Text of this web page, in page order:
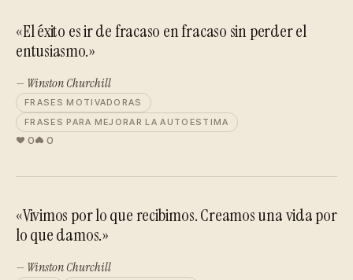
«El éxito es ir de fracaso en fracaso sin perder el
entusiasmo.»
— Winston Churchill
FRASES MOTIVADORAS
FRASES PARA MEJORAR LA AUTOESTIMA
0 0
«Vivimos por lo que recibimos. Creamos una vida por
lo que damos.»
— Winston Churchill